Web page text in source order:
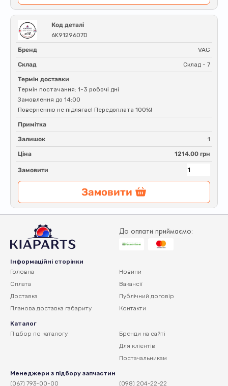
Код деталі
6K9129607D
Бренд VAG
Склад Склад - 7
Термін доставки
Термін постачання: 1-3 робочі дні
Замовлення до 14:00
Поверненню не підлягає! Передоплата 100%!
Примітка
Залишок 1
Ціна 1214.00 грн
Замовити
Замовити
До оплати приймаємо:
Інформаційні сторінки
Головна
Оплата
Доставка
Планова доставка габариту
Новини
Вакансії
Публічний договір
Контакти
Каталог
Підбор по каталогу
Бренди на сайті
Для клієнтів
Постачальникам
Менеджери з підбору запчастин
(067) 793-00-00
(098) 204-22-22